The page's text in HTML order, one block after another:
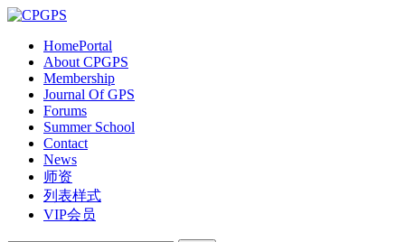
HomePortal
About CPGPS
Membership
Journal Of GPS
Forums
Summer School
Contact
News
师资
列表样式
VIP会员